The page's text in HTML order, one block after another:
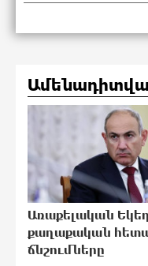
Նավթի
Առաքելական
քաղաքական
ճնշումները